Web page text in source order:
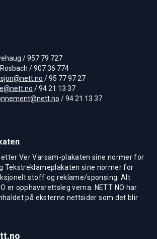
/ 957 79 727
/ 907 36 774
/ 95 77 97 27
/ 94 21 13 37
/ 94 21 13 37
etter Ver Varsam-plakaten sine normer for
Tekstreklameplakaten sine normer for
stoff og reklame/sponsing. Alt
er opphavsrettsleg verna. NETT NO har
på eksterne nettsider som det blir